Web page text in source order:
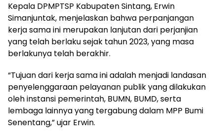
Kepala DPMPTSP Kabupaten Sintang, Erwin
Simanjuntak, menjelaskan bahwa perpanjangan
kerja sama ini merupakan lanjutan dari perjanjian
yang telah berlaku sejak tahun 2023, yang masa
berlakunya telah berakhir.
“Tujuan dari kerja sama ini adalah menjadi landasan
penyelenggaraan pelayanan publik yang dilakukan
oleh instansi pemerintah, BUMN, BUMD, serta
lembaga lainnya yang tergabung dalam MPP Bumi
Senentang,” ujar Erwin.